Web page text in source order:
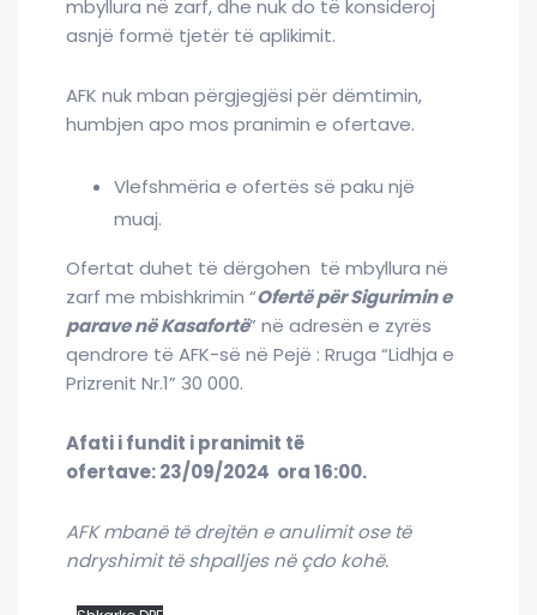
mbyllura në zarf, dhe nuk do të konsideroj
asnjë formë tjetër të aplikimit.
AFK nuk mban përgjegjësi për dëmtimin,
humbjen apo mos pranimin e ofertave.
Vlefshmëria e ofertës së paku një
muaj.
Ofertat duhet të dërgohen të mbyllura në
zarf me mbishkrimin “Ofertë për Sigurimin e
parave në Kasafortë” në adresën e zyrës
qendrore të AFK-së në Pejë : Rruga “Lidhja e
Prizrenit Nr.1” 30 000.
Afati i fundit i pranimit të
ofertave:23/09/2024 ora 16:00.
AFK mbanë të drejtën e anulimit ose të
ndryshimit të shpalljes në çdo kohë.